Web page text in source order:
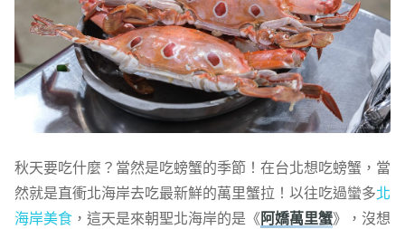
秋天要吃什麼？當然是吃螃蟹的季節！在台北想吃螃蟹，當
然就是直衝北海岸去吃最新鮮的萬里蟹拉！以往吃過蠻多北
海岸美食，這天是來朝聖北海岸的是《阿嬌萬里蟹》，沒想